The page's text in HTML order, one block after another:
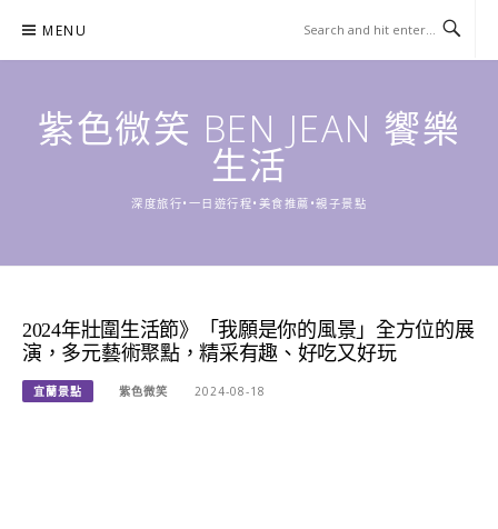
content
MENU
紫色微笑 BEN JEAN 饗樂
生活
深度旅行•一日遊行程•美食推薦•親子景點
2024年壯圍生活節》「我願是你的風景」全方位的展
演，多元藝術聚點，精采有趣、好吃又好玩
宜蘭景點 紫色微笑 2024-08-18